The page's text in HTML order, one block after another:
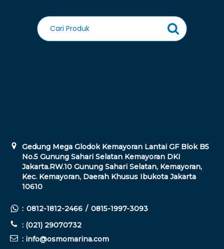
Gedung Mega Glodok Kemayoran Lantai GF Blok B5
No.5 Gunung Sahari Selatan Kemayoran DKI
Jakarta.RW.10 Gunung Sahari Selatan, Kemayoran,
Kec. Kemayoran, Daerah Khusus Ibukota Jakarta
10610
: 0812-1812-2466 / 0815-1997-3093
: (021) 29070732
: info@osmomarina.com